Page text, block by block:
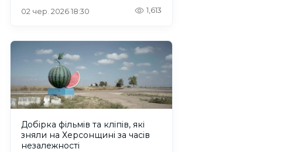
02 чер. 2026 18:30 1,613
Добірка фільмів та кліпів, які
зняли на Херсонщині за часів
незалежності